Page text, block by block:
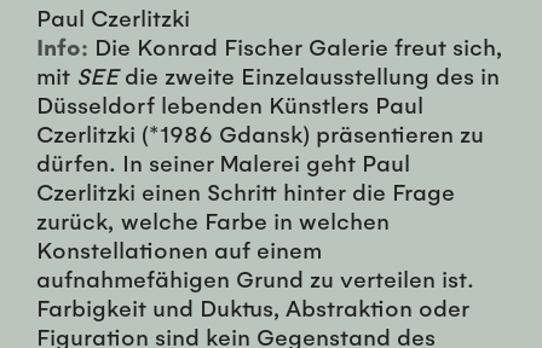
Paul Czerlitzki
Info: Die Konrad Fischer Galerie freut sich,
mit SEEdie zweite Einzelausstellung des in
Düsseldorf lebenden Künstlers Paul
Czerlitzki (*1986 Gdansk) präsentieren zu
dürfen. In seiner Malerei geht Paul
Czerlitzki einen Schritt hinter die Frage
zurück, welche Farbe in welchen
Konstellationen auf einem
aufnahmefähigen Grund zu verteilen ist.
Farbigkeit und Duktus, Abstraktion oder
Figuration sind kein Gegenstand des